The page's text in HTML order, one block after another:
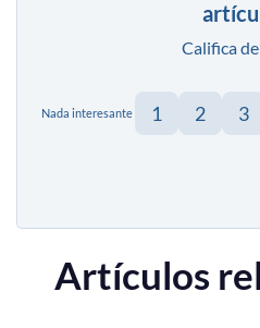
Califica
Nada interesante 1 2 3
Artículos